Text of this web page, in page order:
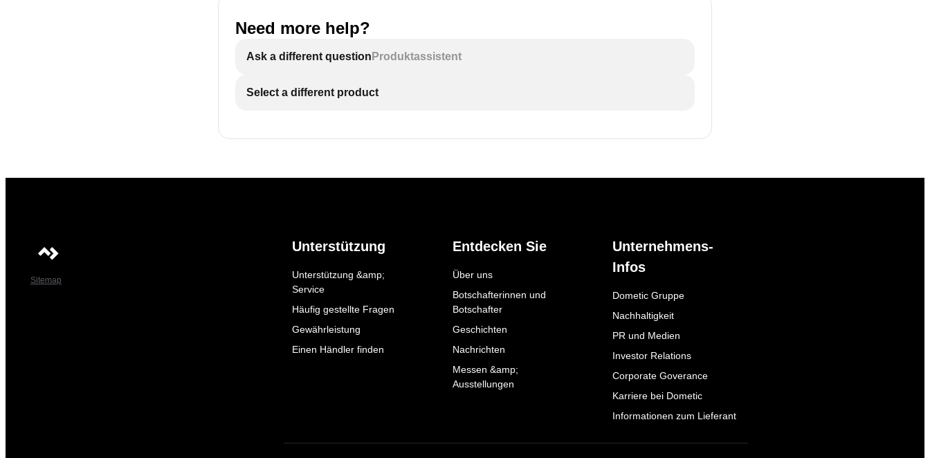
Need more help?
Ask a different question Produktassistent
Select a different product
Sitemap
Unterstützung
Unterstützung &amp;
Service
Häufig gestellte Fragen
Gewährleistung
Einen Händler finden
Entdecken Sie
Über uns
Botschafterinnen und
Botschafter
Geschichten
Nachrichten
Messen &amp;
Ausstellungen
Unternehmens-
Infos
Dometic Gruppe
Nachhaltigkeit
PR und Medien
Investor Relations
Corporate Goverance
Karriere bei Dometic
Informationen zum Lieferant